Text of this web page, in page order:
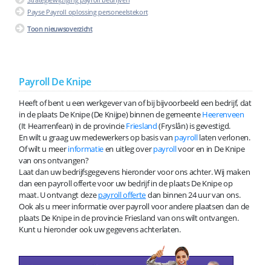
Payse Payroll oplossing personeelstekort
Toon nieuwsoverzicht
Payroll De Knipe
Heeft of bent u een werkgever van of bij bijvoorbeeld een bedrijf, dat
in de plaats De Knipe (De Knijpe) binnen de gemeenteHeerenveen
(It Hearrenfean) in de provincieFriesland(Fryslân) is gevestigd.
En wilt u graag uw medewerkers op basis van payrolllaten verlonen.
Of wilt u meerinformatieen uitleg overpayrollvoor en in De Knipe
van ons ontvangen?
Laat dan uw bedrijfsgegevens hieronder voor ons achter. Wij maken
dan een payroll offerte voor uw bedrijf in de plaats De Knipe op
maat. U ontvangt dezepayroll offertedan binnen 24 uur van ons.
Ook als u meer informatie over payroll voor andere plaatsen dan de
plaats De Knipe in de provincie Friesland van ons wilt ontvangen.
Kunt u hieronder ook uw gegevens achterlaten.